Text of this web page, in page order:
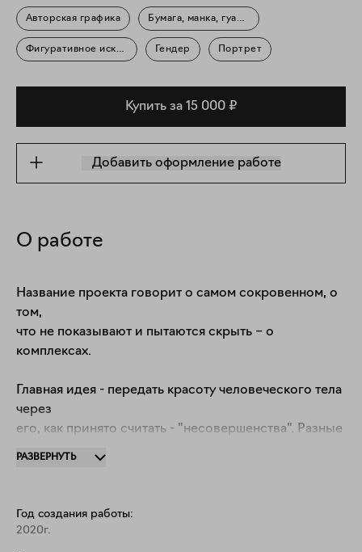
Авторская графика Бумага, манка, гуашь, колеровочная паста
Фигуративное искусство Гендер Портрет
Купить за 15 000 ₽
Добавить оформление работе
О работе
Название проекта говорит о самом сокровенном, о
том,
что не показывают и пытаются скрыть – о
комплексах.
Главная идея - передать красоту человеческого тела
через
его, как принято считать - "несовершенства". Разные
безобразно, а
наоборот – красиво.
РАЗВЕРНУТЬ
Год создания работы:
2020г.